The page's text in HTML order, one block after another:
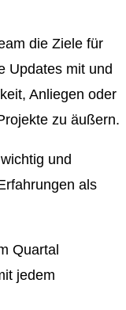
die Ziele für
Updates mit und
Anliegen oder
zu äußern.
und
als
Quartal
jedem